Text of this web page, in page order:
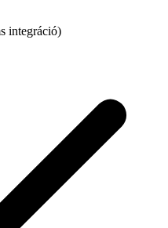
integráció)